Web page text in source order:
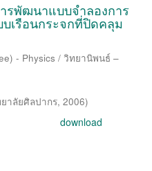
รพัฒนาแบบจำลองการ
เรือนกระจกที่ปิดคลุม
- Physics / วิทยานิพนธ์ –
าลัยศิลปากร, 2006)
download